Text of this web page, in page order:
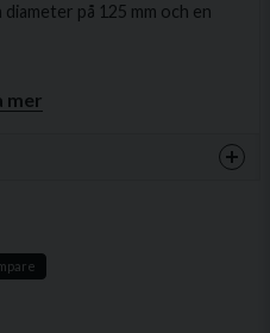
på 125 mm och en
Mineralull
mer